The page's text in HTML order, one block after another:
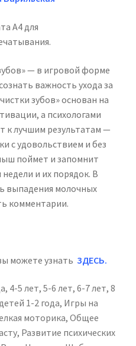
А4 для
— в игровой форме
важность ухода за
зубов» основан на
а психологами
к лучшим результатам —
с удовольствием и без
поймет и запомнит
и их порядок. В
выпадения молочных
комментарии.
можете узнать ЗДЕСЬ.
, 4-5 лет, 5-6 лет, 6-7 лет, 8
1-2 года, Игры на
моторика, Общее
, Развитие психических